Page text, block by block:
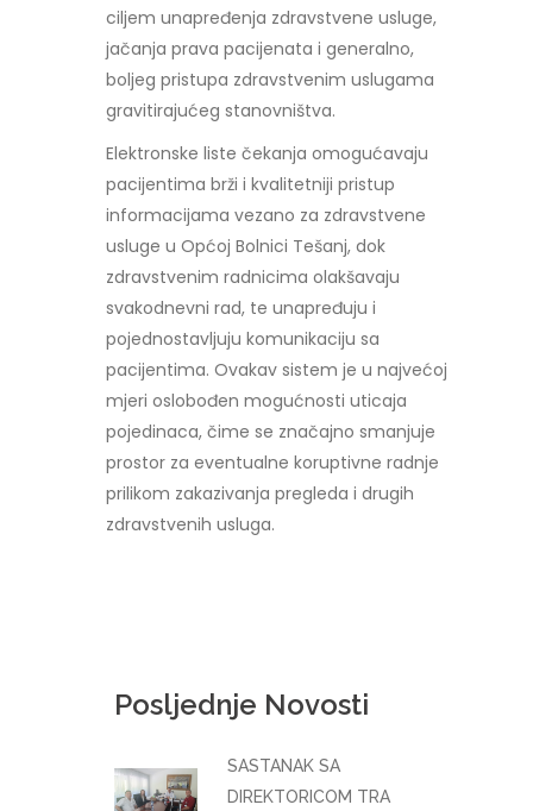
ciljem unapređenja zdravstvene usluge,
jačanja prava pacijenata i generalno,
boljeg pristupa zdravstvenim uslugama
gravitirajućeg stanovništva.
Elektronske liste čekanja omogućavaju
pacijentima brži i kvalitetniji pristup
informacijama vezano za zdravstvene
usluge u Općoj Bolnici Tešanj, dok
zdravstvenim radnicima olakšavaju
svakodnevni rad, te unapređuju i
pojednostavljuju komunikaciju sa
pacijentima. Ovakav sistem je u najvećoj
mjeri oslobođen mogućnosti uticaja
pojedinaca, čime se značajno smanjuje
prostor za eventualne koruptivne radnje
prilikom zakazivanja pregleda i drugih
zdravstvenih usluga.
Posljednje Novosti
SASTANAK SA
DIREKTORICOM TRA